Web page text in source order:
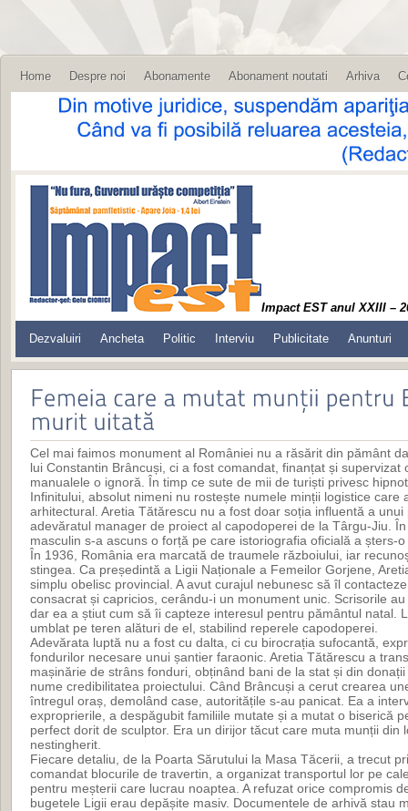
Home Despre noi Abonamente Abonament noutati Arhiva
Impact EST anul XXIII –
Dezvaluiri Ancheta Politic Interviu Publicitate Anunturi
Cel mai faimos monument al României nu a răsărit din pământ
lui Constantin Brâncuși, ci a fost comandat, finanțat și supervizat
manualele o ignoră. În timp ce sute de mii de turiști privesc
Infinitului, absolut nimeni nu rostește numele minții logistice care
arhitectural. Aretia Tătărescu nu a fost doar soția influentă a
adevăratul manager de proiect al capodoperei de la Târgu-Jiu.
masculin s-a ascuns o forță pe care istoriografia oficială a șters-
În 1936, România era marcată de traumele războiului, iar
stingea. Ca președintă a Ligii Naționale a Femeilor Gorjene,
simplu obelisc provincial. A avut curajul nebunesc să îl
consacrat și capricios, cerându-i un monument unic. Scrisorile
dar ea a știut cum să îi capteze interesul pentru pământul natal.
umblat pe teren alături de el, stabilind reperele capodoperei.
Adevărata luptă nu a fost cu dalta, ci cu birocrația sufocantă,
fondurilor necesare unui șantier faraonic. Aretia Tătărescu a
mașinărie de strâns fonduri, obținând bani de la stat și din
nume credibilitatea proiectului. Când Brâncuși a cerut crearea
întregul oraș, demolând case, autoritățile s-au panicat. Ea a
exproprierile, a despăgubit familiile mutate și a mutat o biserică
perfect dorit de sculptor. Era un dirijor tăcut care muta munții din
nestingherit.
Fiecare detaliu, de la Poarta Sărutului la Masa Tăcerii, a trecut
comandat blocurile de travertin, a organizat transportul lor pe
pentru meșterii care lucrau noaptea. A refuzat orice compromis
bugetele Ligii erau depășite masiv. Documentele de arhivă stau